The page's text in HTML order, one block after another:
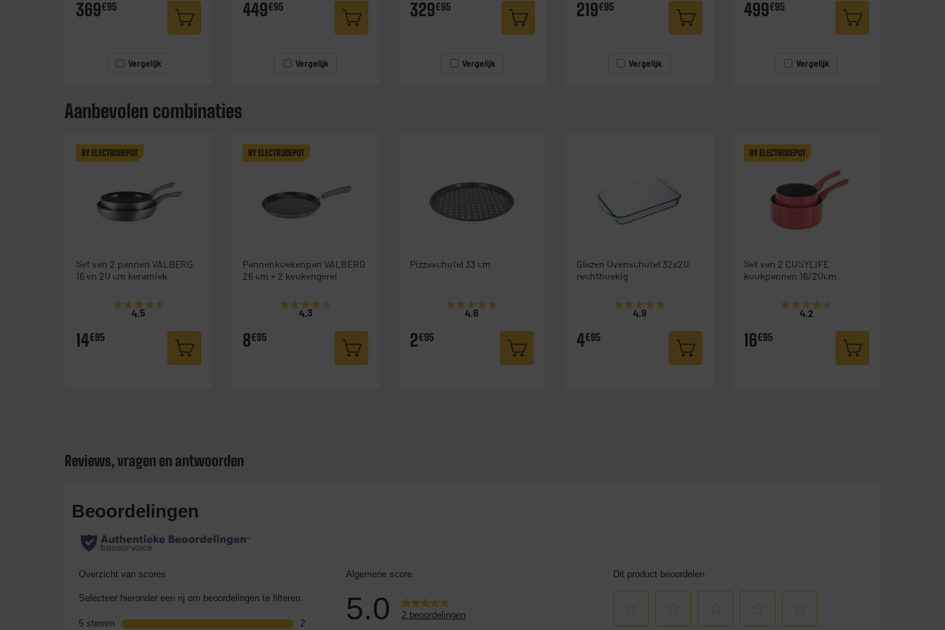
369€95
Vergelijk
449€95
Vergelijk
329€95
Vergelijk
219€95
Vergelijk
499€95
Vergelijk
Aanbevolen combinaties
BY ELECTRODEPOT
Set van 2 pannen VALBERG
16 en 20 cm keramiek
★★★★★
★★★★★
4.5
14€95
BY ELECTRODEPOT
Pannenkoekenpan VALBERG
26 cm + 2 keukengerei
★★★★★
★★★★★
4.3
8€95
Pizzaschotel 33 cm
★★★★★
★★★★★
4.6
2€95
Glazen Ovenschotel 32x20
rechthoekig
★★★★★
★★★★★
4.9
4€95
BY ELECTRODEPOT
Set van 2 COSYLIFE
kookpannen 16/20cm
★★★★★
★★★★★
4.2
16€95
Reviews, vragen en antwoorden